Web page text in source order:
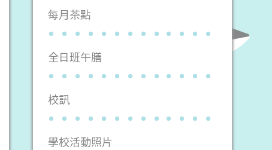
每月茶點
全日班午膳
校訊
學校活動照片